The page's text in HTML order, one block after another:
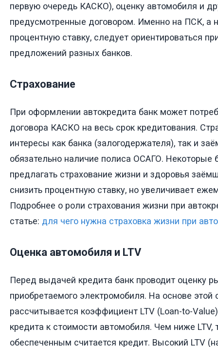
первую очередь КАСКО), оценку автомобиля и
предусмотренные договором. Именно на ПСК, а
процентную ставку, следует ориентироваться
предложений разных банков.
Страхование
При оформлении автокредита банк может
договора КАСКО на весь срок кредитования.
интересы как банка (залогодержателя), так и
обязательно наличие полиса ОСАГО. Некоторые
предлагать страхование жизни и здоровья
снизить процентную ставку, но увеличивает
Подробнее о роли страхования жизни при
статье: для чего нужна страховка жизни при
Оценка автомобиля и LTV
Перед выдачей кредита банк проводит оценку
приобретаемого электромобиля. На основе этой
рассчитывается коэффициент LTV (Loan-to-
кредита к стоимости автомобиля. Чем ниже LTV,
обеспеченным считается кредит. Высокий LTV